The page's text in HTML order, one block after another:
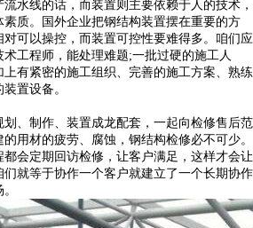
水线的话，而装置则主要依赖于人的技术，
质。国外企业把钢结构装置摆在重要的方
可以操控，而装置可控性要难得多。 咱们应
工程师，能处理难题;一批过硬的施工人
有紧密的施工组织、完善的施工方案、熟练
置设备。
、制作、装置成龙配套，一起向检修售后范
用材的疲劳、腐蚀，钢结构检修必不可少。
会定期回访检修，让客户满足，这样才会让
就等于协作一个客户就建立了一个长期协作